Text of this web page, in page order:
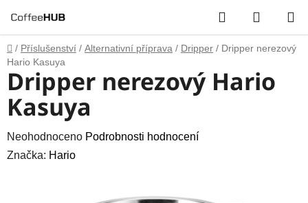
na
obsah
Hledat
KOŠÍK
Domů
/ Příslušenství / Alternativní příprava / Dripper / Dripper nerezový
Hario Kasuya
Dripper nerezový Hario
Kasuya
Průměrné
hodnocení
Neohodnoceno Podrobnosti hodnocení
Značka: Hario